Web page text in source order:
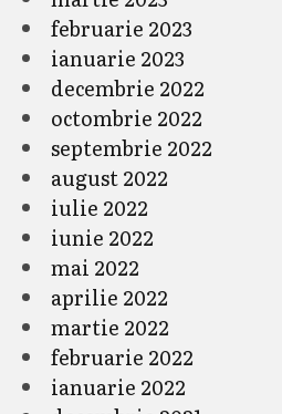
februarie 2023
ianuarie 2023
decembrie 2022
octombrie 2022
septembrie 2022
august 2022
iulie 2022
iunie 2022
mai 2022
aprilie 2022
martie 2022
februarie 2022
ianuarie 2022